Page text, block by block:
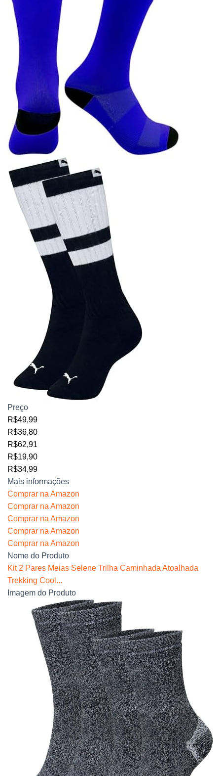
Preço
R$49,99
R$36,80
R$62,91
R$19,90
R$34,99
Mais informações
Comprar na Amazon
Comprar na Amazon
Comprar na Amazon
Comprar na Amazon
Comprar na Amazon
Nome do Produto
Kit 2 Pares Meias Selene Trilha Caminhada Atoalhada
Trekking Cool...
Imagem do Produto